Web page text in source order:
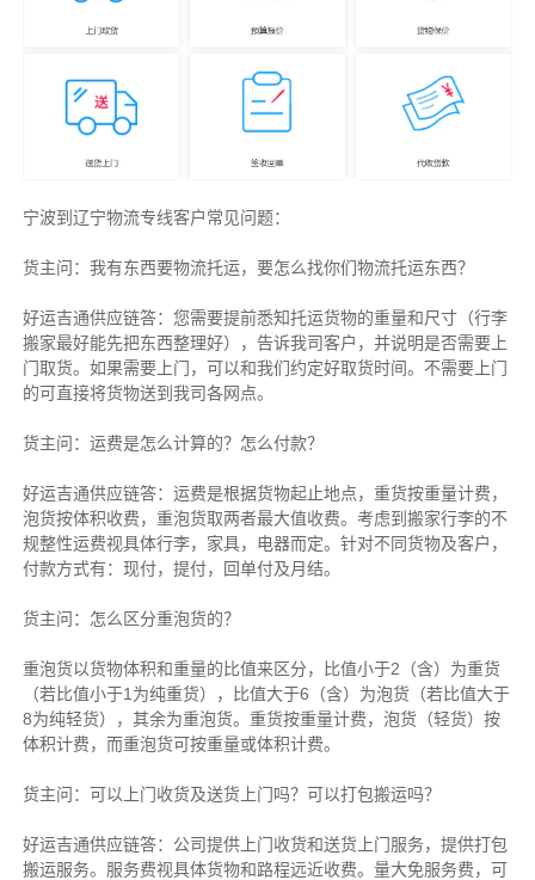
宁波到辽宁物流专线客户常见问题：
货主问：我有东西要物流托运，要怎么找你们物流托运东西？
好运吉通供应链答：您需要提前悉知托运货物的重量和尺寸（行李
搬家最好能先把东西整理好），告诉我司客户，并说明是否需要上
门取货。如果需要上门，可以和我们约定好取货时间。不需要上门
的可直接将货物送到我司各网点。
货主问：运费是怎么计算的？怎么付款？
好运吉通供应链答：运费是根据货物起止地点，重货按重量计费，
泡货按体积收费，重泡货取两者最大值收费。考虑到搬家行李的不
规整性运费视具体行李，家具，电器而定。针对不同货物及客户，
付款方式有：现付，提付，回单付及月结。
货主问：怎么区分重泡货的？
重泡货以货物体积和重量的比值来区分，比值小于2（含）为重货
（若比值小于1为纯重货），比值大于6（含）为泡货（若比值大于
8为纯轻货），其余为重泡货。重货按重量计费，泡货（轻货）按
体积计费，而重泡货可按重量或体积计费。
货主问：可以上门收货及送货上门吗？可以打包搬运吗？
好运吉通供应链答：公司提供上门收货和送货上门服务，提供打包
搬运服务。服务费视具体货物和路程远近收费。量大免服务费，可